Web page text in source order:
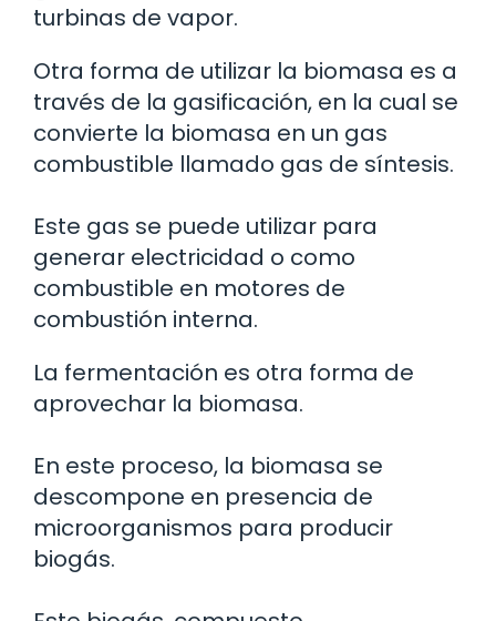
turbinas de vapor.
Otra forma de utilizar la biomasa es a
través de la gasificación, en la cual se
convierte la biomasa en un gas
combustible llamado gas de síntesis.
Este gas se puede utilizar para
generar electricidad o como
combustible en motores de
combustión interna.
La fermentación es otra forma de
aprovechar la biomasa.
En este proceso, la biomasa se
descompone en presencia de
microorganismos para producir
biogás.